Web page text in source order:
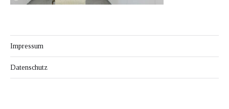
Impressum
Datenschutz